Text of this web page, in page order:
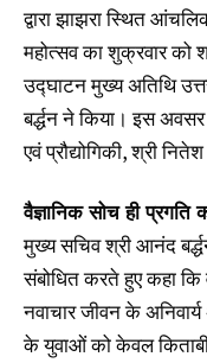
द्वारा झाझरा स्थित
महोत्सव का शुक्रवार को
उद्घाटन मुख्य अतिथि
बर्द्धन ने किया। इस
एवं प्रौद्योगिकी, श्री
वैज्ञानिक सोच ही
मुख्य सचिव श्री आनंद
संबोधित करते हुए कहा कि
नवाचार जीवन के
के युवाओं को केवल